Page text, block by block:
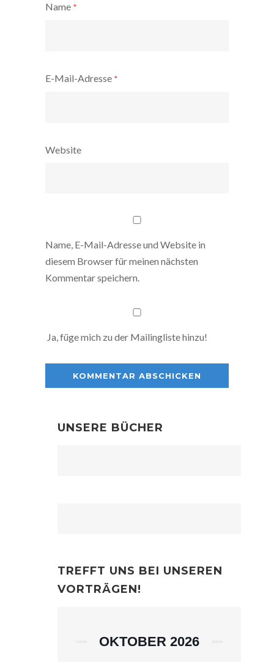
Name *
E-Mail-Adresse *
Website
Name, E-Mail-Adresse und Website in
diesem Browser für meinen nächsten
Kommentar speichern.
Ja, füge mich zu der Mailingliste hinzu!
UNSERE BÜCHER
TREFFT UNS BEI UNSEREN
VORTRÄGEN!
OKTOBER 2026